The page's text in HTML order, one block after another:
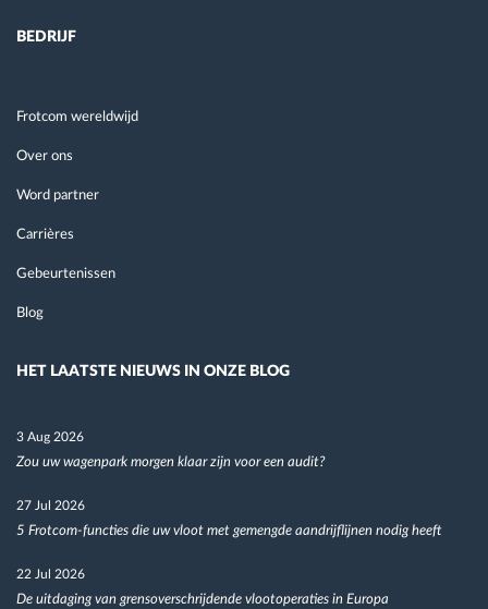
BEDRIJF
Frotcom wereldwijd
Over ons
Word partner
Carrières
Gebeurtenissen
Blog
HET LAATSTE NIEUWS IN ONZE BLOG
3 Aug 2026
Zou uw wagenpark morgen klaar zijn voor een audit?
27 Jul 2026
5 Frotcom-functies die uw vloot met gemengde aandrijflijnen nodig heeft
22 Jul 2026
De uitdaging van grensoverschrijdende vlootoperaties in Europa